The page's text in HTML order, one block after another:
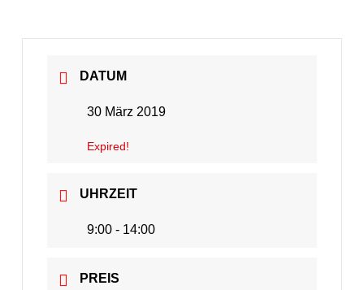
DATUM
30 März 2019
Expired!
UHRZEIT
9:00 - 14:00
PREIS